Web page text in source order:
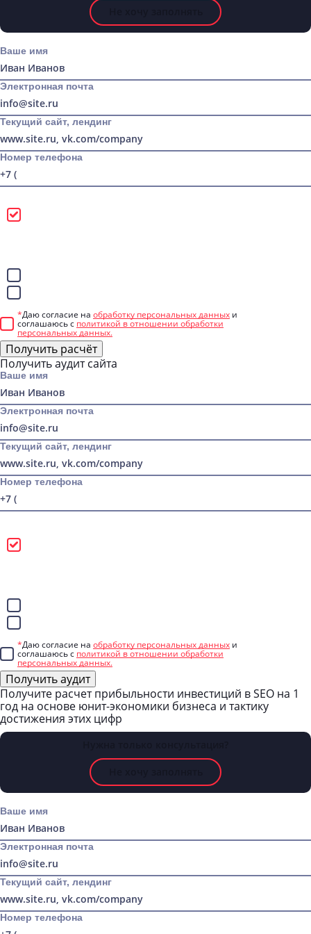
Ваше имя
Электронная почта
Текущий сайт, лендинг
Номер телефона
*Даю согласие на обработку персональных данных и
соглашаюсь с политикой в отношении обработки
персональных данных.
Получить расчёт
Получить аудит сайта
Ваше имя
Электронная почта
Текущий сайт, лендинг
Номер телефона
*Даю согласие на обработку персональных данных и
соглашаюсь с политикой в отношении обработки
персональных данных.
Получить аудит
Получите расчет прибыльности инвестиций в SEO на 1
год на основе юнит-экономики бизнеса и тактику
достижения этих цифр
Ваше имя
Электронная почта
Текущий сайт, лендинг
Номер телефона